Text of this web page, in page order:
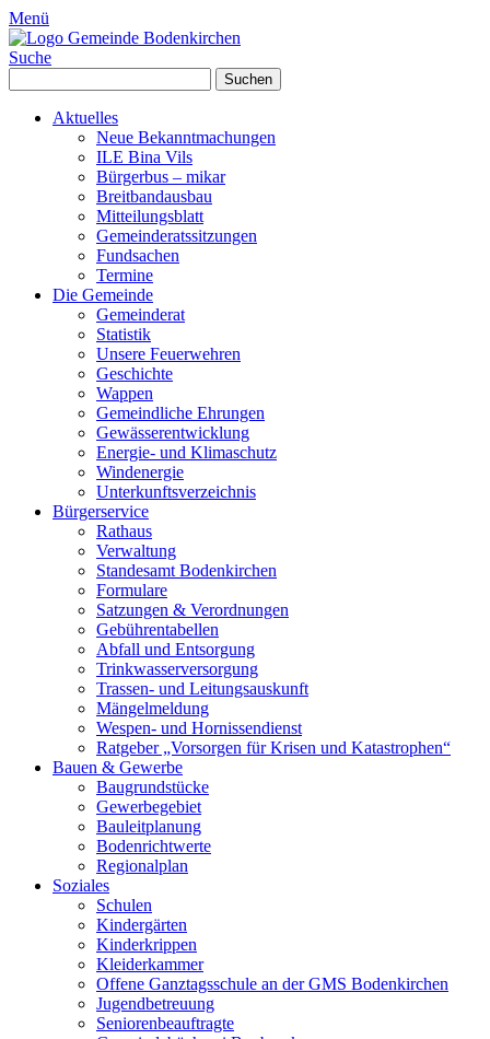
Menü
Suche
nach:
Aktuelles
Neue Bekanntmachungen
ILE Bina Vils
Bürgerbus – mikar
Breitbandausbau
Mitteilungsblatt
Gemeinderatssitzungen
Fundsachen
Termine
Die Gemeinde
Gemeinderat
Statistik
Unsere Feuerwehren
Geschichte
Wappen
Gemeindliche Ehrungen
Gewässerentwicklung
Energie- und Klimaschutz
Windenergie
Unterkunftsverzeichnis
Bürgerservice
Rathaus
Verwaltung
Standesamt Bodenkirchen
Formulare
Satzungen & Verordnungen
Gebührentabellen
Abfall und Entsorgung
Trinkwasserversorgung
Trassen- und Leitungsauskunft
Mängelmeldung
Wespen- und Hornissendienst
Ratgeber „Vorsorgen für Krisen und Katastrophen“
Bauen & Gewerbe
Baugrundstücke
Gewerbegebiet
Bauleitplanung
Bodenrichtwerte
Regionalplan
Soziales
Schulen
Kindergärten
Kinderkrippen
Kleiderkammer
Offene Ganztagsschule an der GMS Bodenkirchen
Jugendbetreuung
Seniorenbeauftragte